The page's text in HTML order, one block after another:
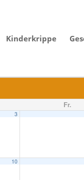
Kinderkrippe
Fr.
3
10